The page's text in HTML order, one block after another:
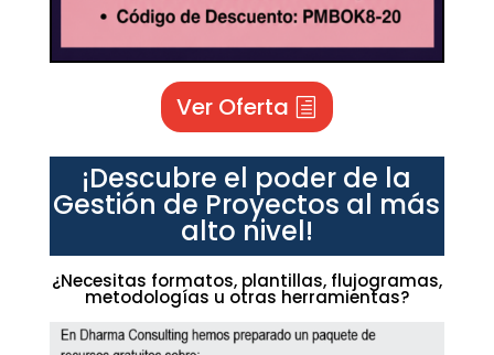
Ver Oferta
¡Descubre el poder de la
Gestión de Proyectos al más
alto nivel!
¿Necesitas formatos, plantillas, flujogramas,
metodologías u otras herramientas?